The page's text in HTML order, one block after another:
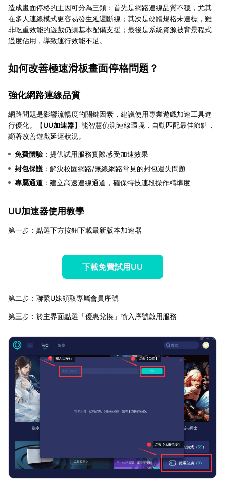
造成畫面停格的主因可分為三類：首先是網路連線品質不穩，尤其
在多人連線模式更容易發生延遲斷線；其次是硬體規格未達標，雖
非吃重效能的遊戲仍須基本配備支援；最後是系統資源被背景程式
過度佔用，導致運行效能不足。
如何改善極速滑板畫面停格問題？
強化網路連線品質
網路問題是影響流暢度的關鍵因素，建議使用專業遊戲加速工具進
行優化。【UU加速器】能智慧偵測連線環境，自動匹配最佳節點，
顯著改善遊戲延遲狀況。
免費體驗 ：提供試用服務實際感受加速效果
封包保護 ：解決校園網路/無線網路常見的封包遺失問題
專屬通道 ：建立高速連線通道，確保特技連段操作精準度
UU加速器使用教學
第一步：點選下方按鈕下載最新版本加速器
下載免費試用UU
第二步：聯繫U妹領取專屬會員序號
第三步：於主界面點選「優惠兌換」輸入序號啟用服務